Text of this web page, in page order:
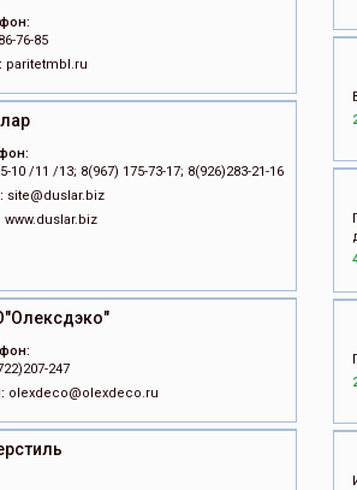
76-85
paritetmbl.ru
10 /11 /13; 8(967) 175-73-17; 8(926)283-21-16
site@duslar.biz
www.duslar.biz
247
olexdeco@olexdeco.ru